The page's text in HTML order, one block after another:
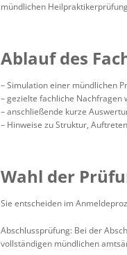
mündlichen
Ablauf des
– Simulation einer mündlichen
– gezielte fachliche Nachfragen
– anschließende kurze
– Hinweise zu Struktur,
Wahl der
Sie entscheiden im
Abschlussprüfung: Bei der
vollständigen mündlichen